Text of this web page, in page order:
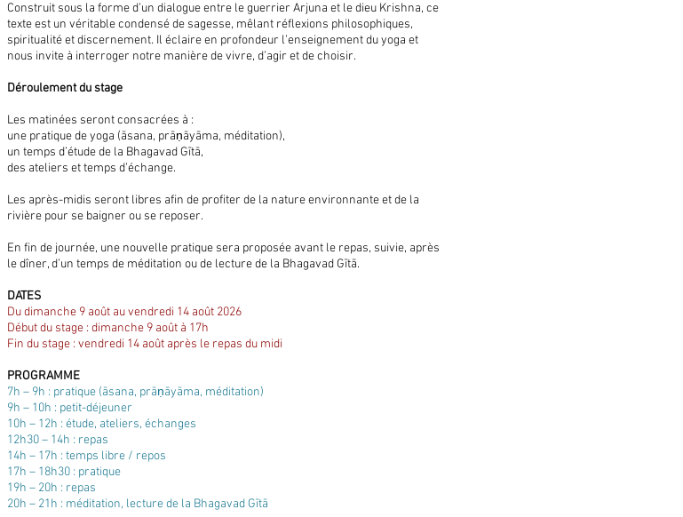
Construit sous la forme d’un dialogue entre le guerrier Arjuna et le dieu Krishna, ce
texte est un véritable condensé de sagesse, mêlant réflexions philosophiques,
spiritualité et discernement. Il éclaire en profondeur l’enseignement du yoga et
nous invite à interroger notre manière de vivre, d’agir et de choisir.
Déroulement du stage
Les matinées seront consacrées à :
une pratique de yoga (āsana, prāṇāyāma, méditation),
un temps d’étude de la Bhagavad Gītā,
des ateliers et temps d’échange.
Les après-midis seront libres afin de profiter de la nature environnante et de la
rivière pour se baigner ou se reposer.
En fin de journée, une nouvelle pratique sera proposée avant le repas, suivie, après
le dîner, d’un temps de méditation ou de lecture de la Bhagavad Gītā.
DATES
Du dimanche 9 août au vendredi 14 août 2026
Début du stage : dimanche 9 août à 17h
Fin du stage : vendredi 14 août après le repas du midi
PROGRAMME
7h – 9h : pratique (āsana, prāṇāyāma, méditation)
9h – 10h : petit-déjeuner
10h – 12h : étude, ateliers, échanges
12h30 – 14h : repas
14h – 17h : temps libre / repos
17h – 18h30 : pratique
19h – 20h : repas
20h – 21h : méditation, lecture de la Bhagavad Gītā